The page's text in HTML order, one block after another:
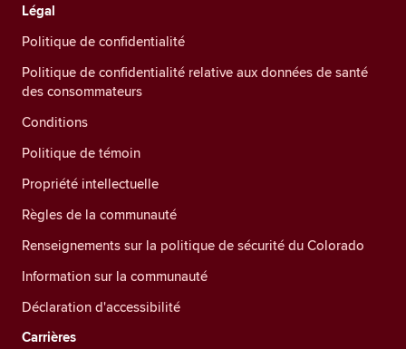
Légal
Politique de confidentialité
Politique de confidentialité relative aux données de santé
des consommateurs
Conditions
Politique de témoin
Propriété intellectuelle
Règles de la communauté
Renseignements sur la politique de sécurité du Colorado
Information sur la communauté
Déclaration d'accessibilité
Carrières